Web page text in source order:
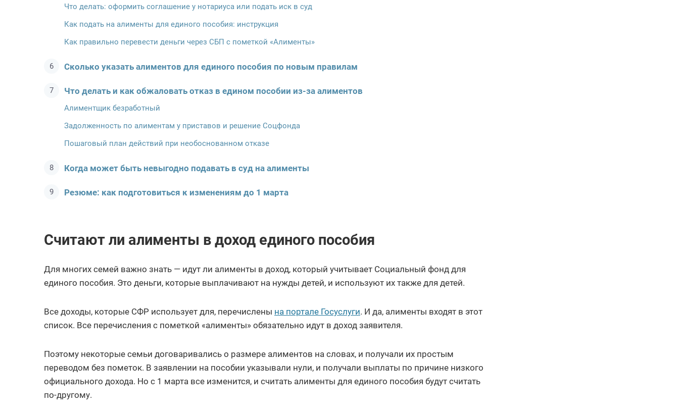
Что делать: оформить соглашение у нотариуса или подать иск в суд
Как подать на алименты для единого пособия: инструкция
Как правильно перевести деньги через СБП с пометкой «Алименты»
Сколько указать алиментов для единого пособия по новым правилам
Что делать и как обжаловать отказ в едином пособии из-за алиментов
Алиментщик безработный
Задолженность по алиментам у приставов и решение Соцфонда
Пошаговый план действий при необоснованном отказе
Когда может быть невыгодно подавать в суд на алименты
Резюме: как подготовиться к изменениям до 1 марта
Считают ли алименты в доход единого пособия
Для многих семей важно знать — идут ли алименты в доход, который учитывает Социальный фонд для
единого пособия. Это деньги, которые выплачивают на нужды детей, и используют их также для детей.
Все доходы, которые СФР использует для, перечислены на портале Госуслуги. И да, алименты входят в этот
список. Все перечисления с пометкой «алименты» обязательно идут в доход заявителя.
Поэтому некоторые семьи договаривались о размере алиментов на словах, и получали их простым
переводом без пометок. В заявлении на пособии указывали нули, и получали выплаты по причине низкого
официального дохода. Но с 1 марта все изменится, и считать алименты для единого пособия будут считать
по-другому.